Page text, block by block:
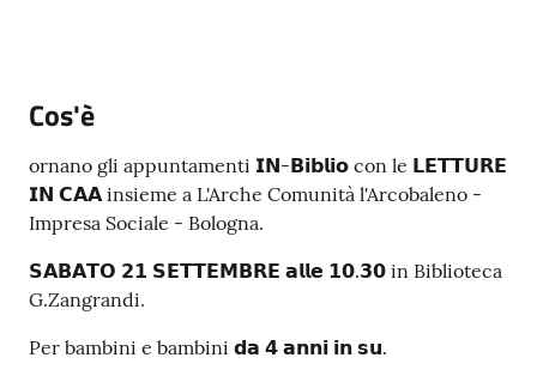
Seguici
su
Cos'è
ornano gli appuntamenti 𝗜𝗡-𝗕𝗶𝗯𝗹𝗶𝗼 con le 𝗟𝗘𝗧𝗧𝗨𝗥𝗘
𝗜𝗡 𝗖𝗔𝗔 insieme a L'Arche Comunità l'Arcobaleno -
Impresa Sociale - Bologna.
𝗦𝗔𝗕𝗔𝗧𝗢 𝟮𝟭 𝗦𝗘𝗧𝗧𝗘𝗠𝗕𝗥𝗘 𝗮𝗹𝗹𝗲 𝟭𝟬.𝟯𝟬 in Biblioteca
G.Zangrandi.
Per bambini e bambini 𝗱𝗮 𝟰 𝗮𝗻𝗻𝗶 𝗶𝗻 𝘀𝘂.